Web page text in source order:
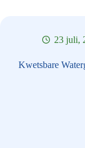
23 juli,
Kwetsbare